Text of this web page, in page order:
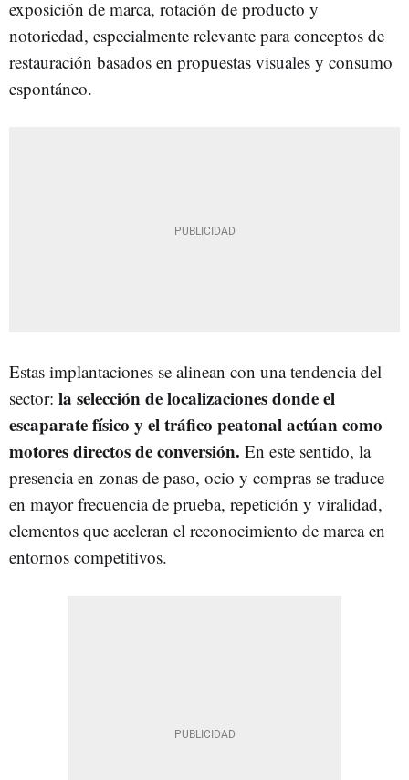
exposición de marca, rotación de producto y
notoriedad, especialmente relevante para conceptos de
restauración basados en propuestas visuales y consumo
espontáneo.
Estas implantaciones se alinean con una tendencia del
sector: la selección de localizaciones donde el
escaparate físico y el tráfico peatonal actúan como
motores directos de conversión. En este sentido, la
presencia en zonas de paso, ocio y compras se traduce
en mayor frecuencia de prueba, repetición y viralidad,
elementos que aceleran el reconocimiento de marca en
entornos competitivos.